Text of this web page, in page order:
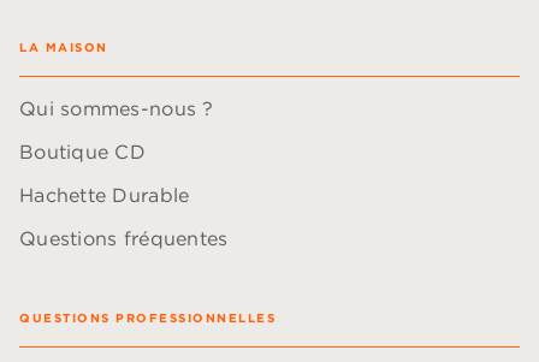
LA MAISON
Qui sommes-nous ?
Boutique CD
Hachette Durable
Questions fréquentes
QUESTIONS PROFESSIONNELLES